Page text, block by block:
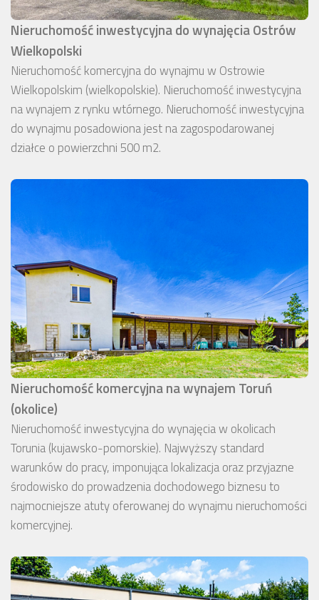
Nieruchomość inwestycyjna do wynajęcia Ostrów
Wielkopolski
Nieruchomość komercyjna do wynajmu w Ostrowie
Wielkopolskim (wielkopolskie). Nieruchomość inwestycyjna
na wynajem z rynku wtórnego. Nieruchomość inwestycyjna
do wynajmu posadowiona jest na zagospodarowanej
działce o powierzchni 500 m2.
Nieruchomość komercyjna na wynajem Toruń
(okolice)
Nieruchomość inwestycyjna do wynajęcia w okolicach
Torunia (kujawsko-pomorskie). Najwyższy standard
warunków do pracy, imponująca lokalizacja oraz przyjazne
środowisko do prowadzenia dochodowego biznesu to
najmocniejsze atuty oferowanej do wynajmu nieruchomości
komercyjnej.